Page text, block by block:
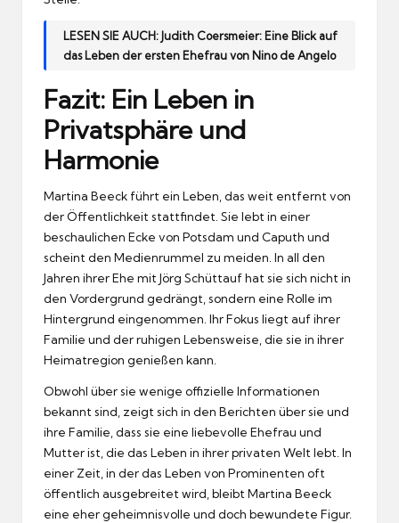
LESEN SIE AUCH: Judith Coersmeier: Eine Blick auf
das Leben der ersten Ehefrau von Nino de Angelo
Fazit: Ein Leben in
Privatsphäre und
Harmonie
Martina Beeck führt ein Leben, das weit entfernt von
der Öffentlichkeit stattfindet. Sie lebt in einer
beschaulichen Ecke von Potsdam und Caputh und
scheint den Medienrummel zu meiden. In all den
Jahren ihrer Ehe mit Jörg Schüttauf hat sie sich nicht in
den Vordergrund gedrängt, sondern eine Rolle im
Hintergrund eingenommen. Ihr Fokus liegt auf ihrer
Familie und der ruhigen Lebensweise, die sie in ihrer
Heimatregion genießen kann.
Obwohl über sie wenige offizielle Informationen
bekannt sind, zeigt sich in den Berichten über sie und
ihre Familie, dass sie eine liebevolle Ehefrau und
Mutter ist, die das Leben in ihrer privaten Welt lebt. In
einer Zeit, in der das Leben von Prominenten oft
öffentlich ausgebreitet wird, bleibt Martina Beeck
eine eher geheimnisvolle und doch bewundete Figur.